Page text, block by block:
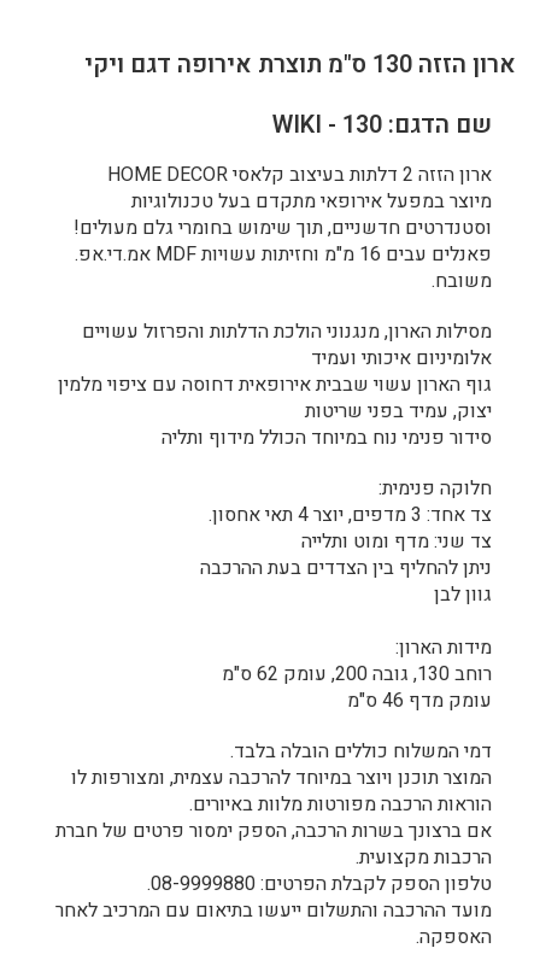
ארון הזזה 130 ס"מ תוצרת אירופה דגם ויקי
שם הדגם: WIKI - 130
ארון הזזה 2 דלתות בעיצוב קלאסי HOME DECOR
מיוצר במפעל אירופאי מתקדם בעל טכנולוגיות
וסטנדרטים חדשניים, תוך שימוש בחומרי גלם מעולים!
פאנלים עבים 16 מ"מ וחזיתות עשויות MDF אמ.די.אפ.
משובח.
מסילות הארון, מנגנוני הולכת הדלתות והפרזול עשויים
אלומיניום איכותי ועמיד
גוף הארון עשוי שבבית אירופאית דחוסה עם ציפוי מלמין
יצוק, עמיד בפני שריטות
סידור פנימי נוח במיוחד הכולל מידוף ותליה
חלוקה פנימית:
צד אחד: 3 מדפים, יוצר 4 תאי אחסון.
צד שני: מדף ומוט ותלייה
ניתן להחליף בין הצדדים בעת ההרכבה
גוון לבן
מידות הארון:
רוחב 130, גובה 200, עומק 62 ס"מ
עומק מדף 46 ס"מ
דמי המשלוח כוללים הובלה בלבד.
המוצר תוכנן ויוצר במיוחד להרכבה עצמית, ומצורפות לו
הוראות הרכבה מפורטות מלוות באיורים.
אם ברצונך בשרות הרכבה, הספק ימסור פרטים של חברת
הרכבות מקצועית.
טלפון הספק לקבלת הפרטים: 08-9999880.
מועד ההרכבה והתשלום ייעשו בתיאום עם המרכיב לאחר
האספקה.